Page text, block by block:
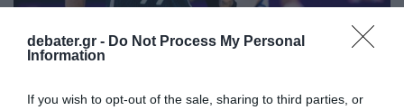
debater.gr - Do Not Process My Personal
Information
If you wish to opt-out of the sale, sharing to third parties, or